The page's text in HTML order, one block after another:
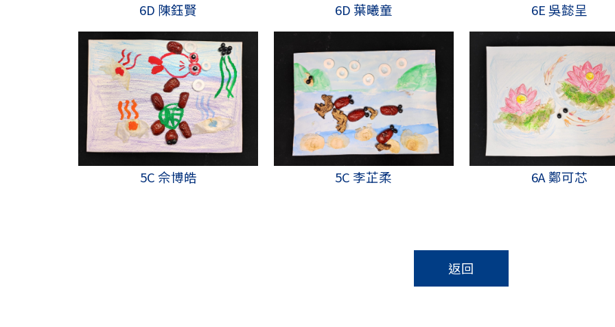
6D 陳鈺賢 6D 葉曦童 6E 吳懿呈
5C 佘博皓 5C 李芷柔 6A 鄭可芯
返回